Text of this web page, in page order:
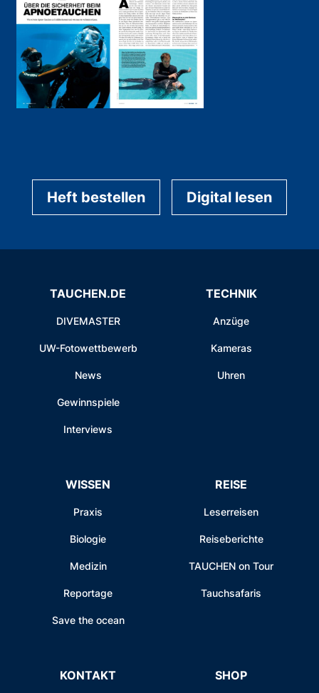
Heft bestellen Digital lesen
TAUCHEN.DE
DIVEMASTER
UW-Fotowettbewerb
News
Gewinnspiele
Interviews
TECHNIK
Anzüge
Kameras
Uhren
WISSEN
Praxis
Biologie
Medizin
Reportage
Save the ocean
REISE
Leserreisen
Reiseberichte
TAUCHEN on Tour
Tauchsafaris
KONTAKT SHOP